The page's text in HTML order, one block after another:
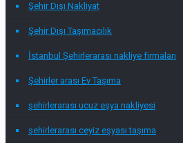
Şehir Dışı Nakliyat
Şehir Dışı Taşımacılık
İstanbul Şehirlerarası nakliye firmaları
Şehirler arası Ev Taşıma
şehirlerarası ucuz eşya nakliyesi
şehirlerarası ceyiz eşyası taşıma